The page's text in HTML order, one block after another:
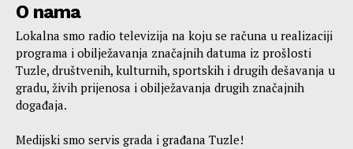
O nama
Lokalna smo radio televizija na koju se računa u realizaciji
programa i obilježavanja značajnih datuma iz prošlosti
Tuzle, društvenih, kulturnih, sportskih i drugih dešavanja u
gradu, živih prijenosa i obilježavanja drugih značajnih
događaja.
Medijski smo servis grada i građana Tuzle!